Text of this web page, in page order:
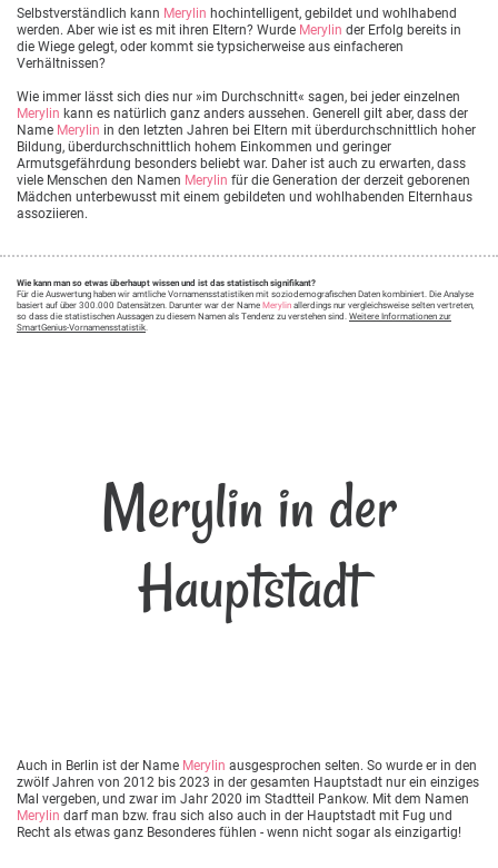
Selbstverständlich kann Merylin hochintelligent, gebildet und wohlhabend
werden. Aber wie ist es mit ihren Eltern? Wurde Merylin der Erfolg bereits in
die Wiege gelegt, oder kommt sie typsicherweise aus einfacheren
Verhältnissen?
Wie immer lässt sich dies nur »im Durchschnitt« sagen, bei jeder einzelnen
Merylin kann es natürlich ganz anders aussehen. Generell gilt aber, dass der
Name Merylin in den letzten Jahren bei Eltern mit überdurchschnittlich hoher
Bildung, überdurchschnittlich hohem Einkommen und geringer
Armutsgefährdung besonders beliebt war. Daher ist auch zu erwarten, dass
viele Menschen den Namen Merylin für die Generation der derzeit geborenen
Mädchen unterbewusst mit einem gebildeten und wohlhabenden Elternhaus
assoziieren.
Wie kann man so etwas überhaupt wissen und ist das statistisch signifikant?
Für die Auswertung haben wir amtliche Vornamensstatistiken mit soziodemografischen Daten kombiniert. Die Analyse
basiert auf über 300.000 Datensätzen. Darunter war der Name Merylin allerdings nur vergleichsweise selten vertreten,
so dass die statistischen Aussagen zu diesem Namen als Tendenz zu verstehen sind. Weitere Informationen zur
SmartGenius-Vornamensstatistik.
Merylin in der
Hauptstadt
Auch in Berlin ist der Name Merylin ausgesprochen selten. So wurde er in den
zwölf Jahren von 2012 bis 2023 in der gesamten Hauptstadt nur ein einziges
Mal vergeben, und zwar im Jahr 2020 im Stadtteil Pankow. Mit dem Namen
Merylin darf man bzw. frau sich also auch in der Hauptstadt mit Fug und
Recht als etwas ganz Besonderes fühlen - wenn nicht sogar als einzigartig!